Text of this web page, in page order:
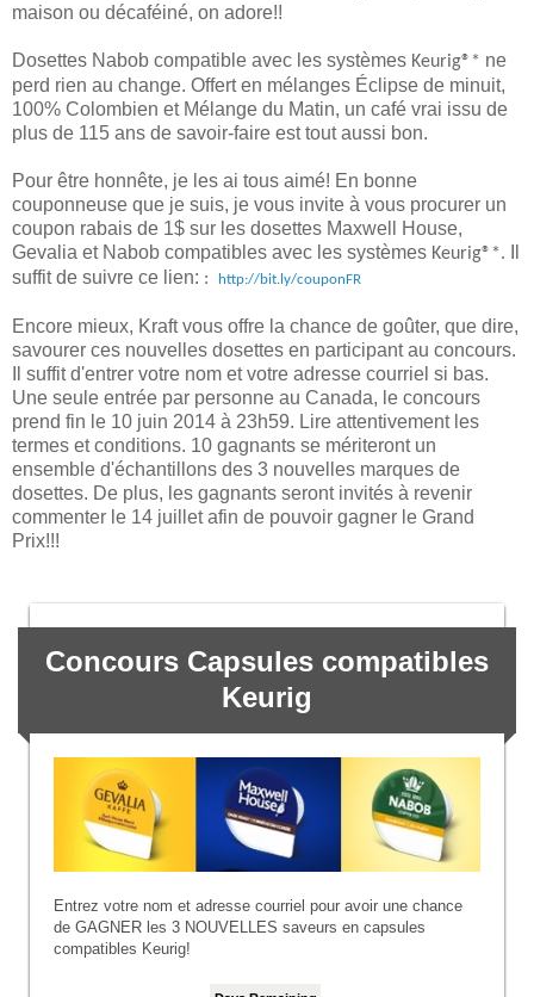
maison ou décaféiné, on adore!!
Dosettes Nabob compatible avec les systèmes Keurig®* ne
perd rien au change. Offert en mélanges Éclipse de minuit,
100% Colombien et Mélange du Matin, un café vrai issu de
plus de 115 ans de savoir-faire est tout aussi bon.
Pour être honnête, je les ai tous aimé! En bonne
couponneuse que je suis, je vous invite à vous procurer un
coupon rabais de 1$ sur les dosettes Maxwell House,
Gevalia et Nabob compatibles avec les systèmes Keurig®*.
suffit de suivre ce lien: : http://bit.ly/couponFR
Encore mieux, Kraft vous offre la chance de goûter, que dire,
savourer ces nouvelles dosettes en participant au concours.
Il suffit d'entrer votre nom et votre adresse courriel si bas.
Une seule entrée par personne au Canada, le concours
prend fin le 10 juin 2014 à 23h59. Lire attentivement les
termes et conditions. 10 gagnants se mériteront un
ensemble d'échantillons des 3 nouvelles marques de
dosettes. De plus, les gagnants seront invités à revenir
commenter le 14 juillet afin de pouvoir gagner le Grand
Prix!!!